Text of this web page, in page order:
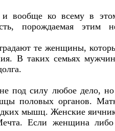
вообще ко всему в
порождаемая этим
те женщины,
В таких семьях
под силу любое дело, но
половых органов.
мышц. Женские
Если женщина либо